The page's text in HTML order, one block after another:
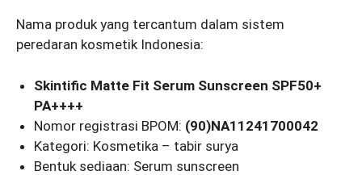
Nama produk yang tercantum dalam sistem
peredaran kosmetik Indonesia:
Skintific Matte Fit Serum Sunscreen SPF50+
PA++++
Nomor registrasi BPOM: (90)NA11241700042
Kategori: Kosmetika – tabir surya
Bentuk sediaan: Serum sunscreen